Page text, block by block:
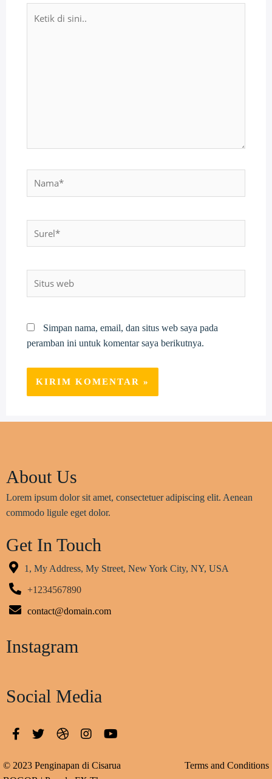
Simpan nama, email, dan situs web saya pada
peramban ini untuk komentar saya berikutnya.
About Us
Lorem ipsum dolor sit amet, consectetuer adipiscing elit. Aenean
commodo ligule eget dolor.
Get In Touch
1, My Address, My Street, New York City, NY, USA
+1234567890
contact@domain.com
Instagram
Social Media
© 2023 Penginapan di Cisarua
Terms and Conditions